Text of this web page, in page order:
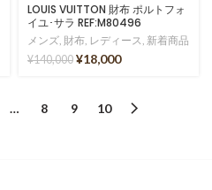
LOUIS VUITTON 財布 ポルトフォ
イユ･サラ REF:M80496
メンズ, 財布, レディース, 新着商品
¥140,000 ¥18,000
… 8 9 10